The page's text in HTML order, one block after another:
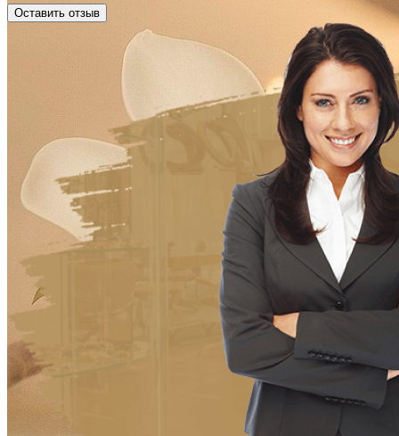
Оставить отзыв